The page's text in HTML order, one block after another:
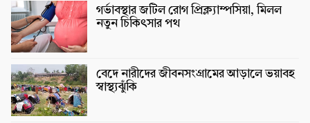
গর্ভাবস্থার জটিল রোগ প্রিক্ল্যাম্পসিয়া, মিলল
নতুন চিকিৎসার পথ
বেদে নারীদের জীবনসংগ্রামের আড়ালে ভয়াবহ
স্বাস্থ্যঝুঁকি